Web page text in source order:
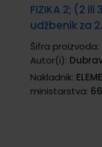
FIZIKA 2; (2
udžbenik za
Šifra proizvoda:
Autor(i):
Nakladnik:
ministarstva: